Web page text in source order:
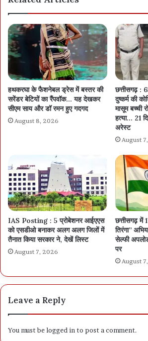
तैयार नहीं है।
हथकरघा के फैशनेबल ड्रेस में बस्तर की
सरेंडर बेटियों का रैंपवॉक… यह देखकर
सीएम साय और डॉ रमन हुए गदगद
August 8, 2026
छत्तीसगढ़ :
दुष्कर्म की
मासूम बच्ची
हत्या… 21
अरेस्ट
August
IAS Posting : 5 प्रोबेशनर आईएएस
को एसडीओ बनाकर अलग अलग जिलों में
तैनात किया सरकार ने, देखें लिस्ट
August 7, 2026
छत्तीसगढ़ में
तिरंगा”
सेल्फी
पर
August
Leave a Reply
You must belogged in to post a comment.